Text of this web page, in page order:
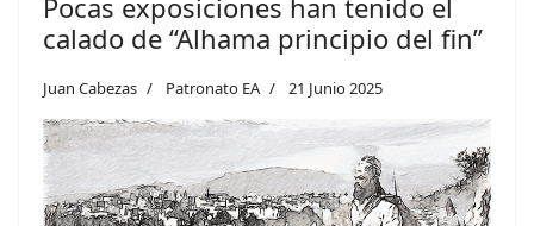
Pocas exposiciones han tenido el
calado de “Alhama principio del fin”
Juan Cabezas Patronato EA 21 Junio 2025